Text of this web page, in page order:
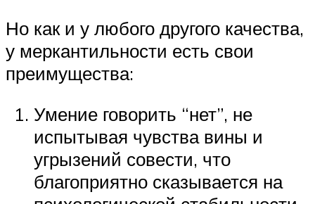
Но как и у любого другого качества,
у меркантильности есть свои
преимущества:
Умение говорить “нет”, не
испытывая чувства вины и
угрызений совести, что
благоприятно сказывается на